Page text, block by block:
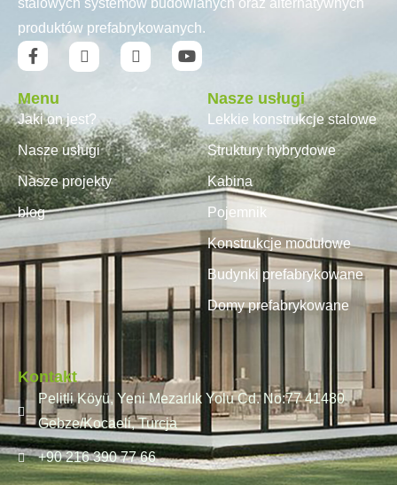
stalowych systemów budowlanych oraz alternatywnych
produktów prefabrykowanych.
Menu
Jaki on jest?
Nasze usługi
Nasze projekty
blog
Nasze usługi
Lekkie konstrukcje stalowe
Struktury hybrydowe
Kabina
Pojemnik
Konstrukcje modułowe
Budynki prefabrykowane
Domy prefabrykowane
Kontakt
Pelitli Köyü, Yeni Mezarlık Yolu Cd. No:77 41480
Gebze/Kocaeli, Turcja
+90 216 390 77 66